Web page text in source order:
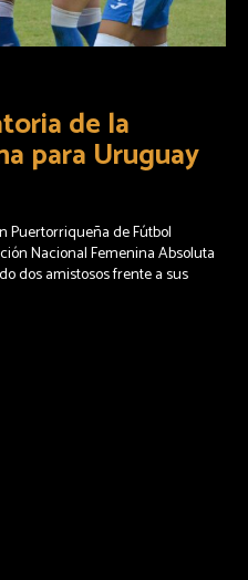
de la
para Uruguay
Puertorriqueña de Fútbol
Nacional Femenina Absoluta
dos amistosos frente a sus